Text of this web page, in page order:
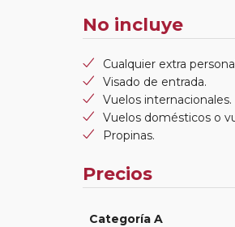
No incluye
Cualquier extra
Visado de entrada.
Vuelos internacionales.
Vuelos domésticos o
Propinas.
Precios
Categoría A